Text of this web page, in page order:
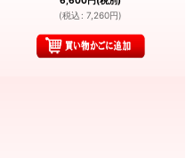
(税込 : 7,260円)